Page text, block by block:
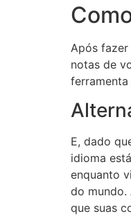
Após
notas de
E, dado
idioma
enquanto
do mundo.
que suas